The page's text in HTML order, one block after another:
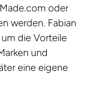
oder
werden. Fabian
die Vorteile
und
eine eigene